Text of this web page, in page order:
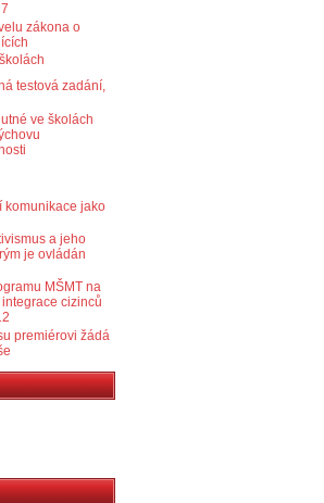
zákona o
testová zadání,
ve školách
komunikace jako
a jeho
je ovládán
MŠMT na
cizinců
premiérovi žádá